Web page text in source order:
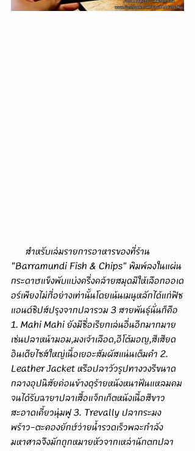
"Barramundi Fish & Chips" พิมพ์ลงในแผ่น
กระดาษแข็งพับแบ่งครึ่งคล้ายสมุดมีให้เลือกออเด
อร์เพียงไม่กี่อย่างเท่านั้นโดยเน้นเมนูหลักได้แก่ฟิช
แอนด์ชิปส์ปรุงจากปลารวม 3 สายพันธุ์นั่นก็คือ
1. Mahi Mahi ยังมีชื่อเรียกเล่นอื่นอีกมากมาย
เช่นปลาหน้ามอม,มงเจ้าเลือด,อีโต้มอญ,สีเสียด
อินเดียไซส์ใหญ่เนื้อเยอะสัมผัสแน่นเต็มคำ 2.
Leather Jacket หรือปลาวัวรูปทางวงรีขนาด
กลางอุปนิสัยค่อนข้างดุร้ายหนังหนาฟันแหลมคม
จนได้รับฉายาปลาเสื้อแจ็กเก็ตหนังเนื้อสีขาว
สะอาดเคี้ยวนุ่มฟู 3. Trevally ปลากระมง
พร้าว-ตะคองยักษ์ว่ายน้ำรวดเร็วพละกำลัง
มหาศาลจึงมักถูกหมายหัวจากเหล่านักตกปลา